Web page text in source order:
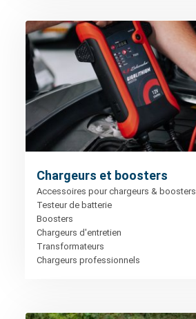
Chargeurs et boosters
Accessoires pour chargeurs & boosters
Testeur de batterie
Boosters
Chargeurs d'entretien
Transformateurs
Chargeurs professionnels